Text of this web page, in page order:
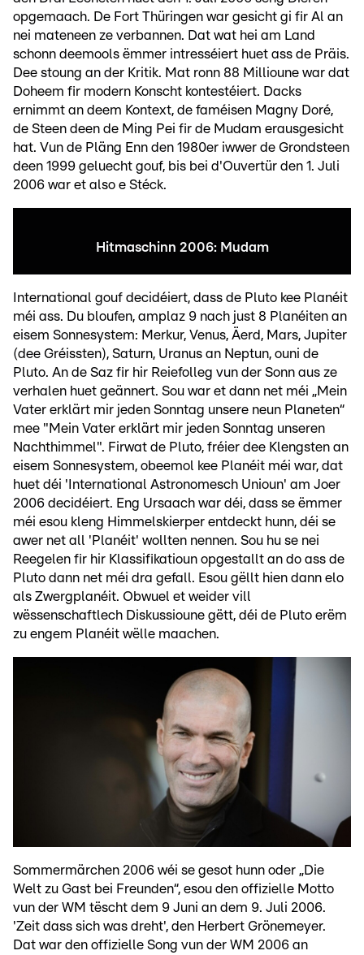
opgemaach. De Fort Thüringen war gesicht gi fir Al an
nei mateneen ze verbannen. Dat wat hei am Land
schonn deemools ëmmer intresséiert huet ass de Präis.
Dee stoung an der Kritik. Mat ronn 88 Millioune war dat
Doheem fir modern Konscht kontestéiert. Dacks
ernimmt an deem Kontext, de faméisen Magny Doré,
de Steen deen de Ming Pei fir de Mudam erausgesicht
hat. Vun de Pläng Enn den 1980er iwwer de Grondsteen
deen 1999 geluecht gouf, bis bei d'Ouvertür den 1. Juli
2006 war et also e Stéck.
Hitmaschinn 2006: Mudam
International gouf decidéiert, dass de Pluto kee Planéit
méi ass. Du bloufen, amplaz 9 nach just 8 Planéiten an
eisem Sonnesystem: Merkur, Venus, Äerd, Mars, Jupiter
(dee Gréissten), Saturn, Uranus an Neptun, ouni de
Pluto. An de Saz fir hir Reiefolleg vun der Sonn aus ze
verhalen huet geännert. Sou war et dann net méi „Mein
Vater erklärt mir jeden Sonntag unsere neun Planeten“
mee "Mein Vater erklärt mir jeden Sonntag unseren
Nachthimmel". Firwat de Pluto, fréier dee Klengsten an
eisem Sonnesystem, obeemol kee Planéit méi war, dat
huet déi 'International Astronomesch Unioun' am Joer
2006 decidéiert. Eng Ursaach war déi, dass se ëmmer
méi esou kleng Himmelskierper entdeckt hunn, déi se
awer net all 'Planéit' wollten nennen. Sou hu se nei
Reegelen fir hir Klassifikatioun opgestallt an do ass de
Pluto dann net méi dra gefall. Esou gëllt hien dann elo
als Zwergplanéit. Obwuel et weider vill
wëssenschaftlech Diskussioune gëtt, déi de Pluto erëm
zu engem Planéit wëlle maachen.
Sommermärchen 2006 wéi se gesot hunn oder „Die
Welt zu Gast bei Freunden“, esou den offizielle Motto
vun der WM tëscht dem 9 Juni an dem 9. Juli 2006.
'Zeit dass sich was dreht', den Herbert Grönemeyer.
Dat war den offizielle Song vun der WM 2006 an